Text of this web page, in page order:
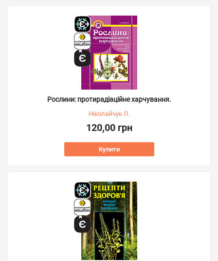
Рослини: протирадіаційне харчування.
Ніколайчук Л.
120,00 грн
Купити